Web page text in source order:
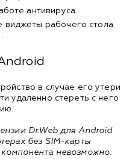
антивируса.
рабочего стола
в случае его утери
удаленно стереть с него
Dr.Web для Android
без SIM-карты
невозможно.